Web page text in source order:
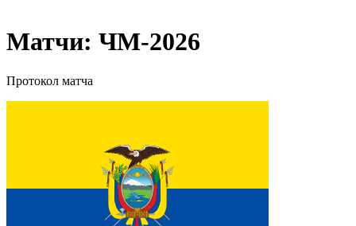
Матчи: ЧМ-2026
Протокол матча